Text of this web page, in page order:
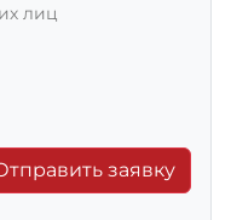
лиц
заявку